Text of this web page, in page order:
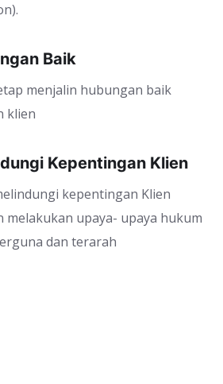
Baik
menjalin hubungan baik
klien
Kepentingan Klien
kepentingan Klien
melakukan upaya- upaya hukum
dan terarah